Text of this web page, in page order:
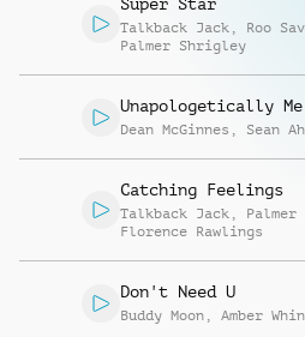
Talkback Jack , Roo
Palmer Shrigley
Unapologetically Me
Dean McGinnes , Sean
Catching Feelings
Talkback Jack ,
Florence Rawlings
Don't Need U
Buddy Moon , Amber